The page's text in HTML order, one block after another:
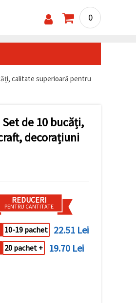
0
calitate superioară pentru
de 10 bucăți,
decorațiuni
REDUCERI
PENTRU CANTITATE
10-19 pachet
22.51 Lei
20 pachet + 19.70 Lei